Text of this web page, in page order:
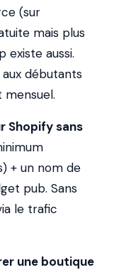
(sur
mais plus
existe aussi.
débutants
mensuel.
Shopify sans
+ un nom de
pub. Sans
le trafic
une boutique